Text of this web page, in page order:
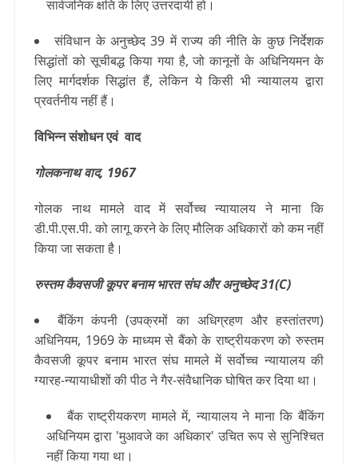
सार्वजनिक क्षति के लिए उत्तरदायी हो।
संविधान के अनुच्छेद 39 में राज्य की नीति के कुछ निर्देशक
सिद्धांतों को सूचीबद्ध किया गया है, जो कानूनों के अधिनियमन के
लिए मार्गदर्शक सिद्धांत हैं, लेकिन ये किसी भी न्यायालय द्वारा
प्रवर्तनीय नहीं हैं।
विभिन्न संशोधन एवं वाद
गोलकनाथ वाद, 1967
गोलक नाथ मामले वाद में सर्वोच्च न्यायालय ने माना कि
डी.पी.एस.पी. को लागू करने के लिए मौलिक अधिकारों को कम नहीं
किया जा सकता है।
रुस्तम कैवसजी कूपर बनाम भारत संघ और अनुच्छेद 31(C)
बैंकिंग कंपनी (उपक्रमों का अधिग्रहण और हस्तांतरण)
अधिनियम, 1969 के माध्यम से बैंको के राष्ट्रीयकरण को रुस्तम
कैवसजी कूपर बनाम भारत संघ मामले में सर्वोच्च न्यायालय की
ग्यारह-न्यायाधीशों की पीठ ने गैर-संवैधानिक घोषित कर दिया था।
बैंक राष्ट्रीयकरण मामले में, न्यायालय ने माना कि बैंकिंग
अधिनियम द्वारा 'मुआवजे का अधिकार' उचित रूप से सुनिश्चित
नहीं किया गया था।